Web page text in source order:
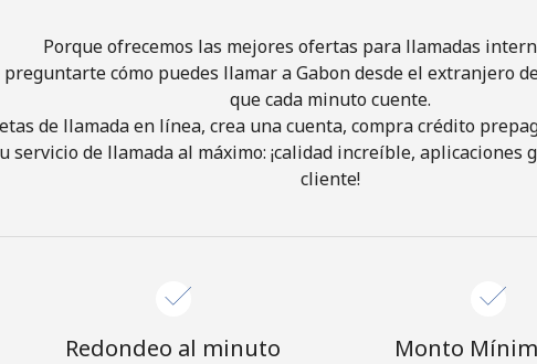
¡Hola!
Porque ofrecemos las mejores ofertas para llamadas
preguntarte cómo puedes llamar a Gabon desde el extranjero
que cada minuto cuente.
de llamada en línea, crea una cuenta, compra crédito
servicio de llamada al máximo: ¡calidad increíble, aplicaciones
cliente!
Redondeo al minuto Monto